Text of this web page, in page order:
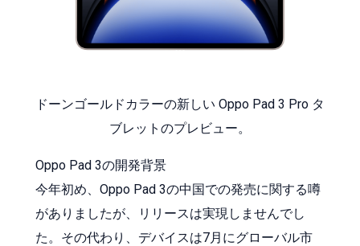
ドーンゴールドカラーの新しい Oppo Pad 3 Pro タ
ブレットのプレビュー。
Oppo Pad 3の開発背景
今年初め、Oppo Pad 3の中国での発売に関する噂
がありましたが、リリースは実現しませんでし
た。その代わり、デバイスは7月にグローバル市